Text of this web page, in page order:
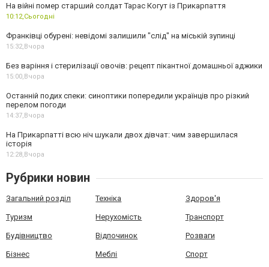
На війні помер старший солдат Тарас Когут із Прикарпаття
10:12,Сьогодні
Франківці обурені: невідомі залишили "слід" на міській зупинці
15:32,Вчора
Без варіння і стерилізації овочів: рецепт пікантної домашньої аджики
15:00,Вчора
Останній подих спеки: синоптики попередили українців про різкий
перелом погоди
14:37,Вчора
На Прикарпатті всю ніч шукали двох дівчат: чим завершилася
історія
12:28,Вчора
Рубрики новин
Загальний розділ Техніка Здоров'я
Туризм Нерухомість Транспорт
Будівництво Відпочинок Розваги
Бізнес Меблі Спорт